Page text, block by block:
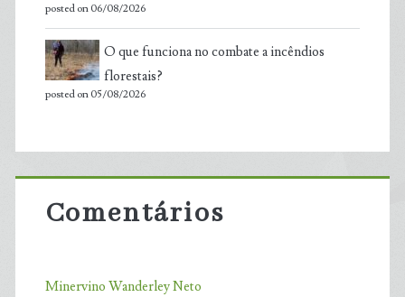
posted on 06/08/2026
O que funciona no combate a incêndios
florestais?
posted on 05/08/2026
Comentários
Minervino Wanderley Neto